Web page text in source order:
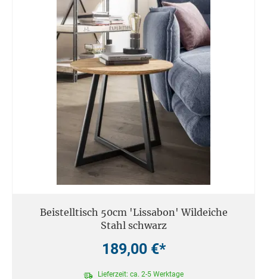
Beistelltisch 50cm 'Lissabon' Wildeiche
Stahl schwarz
189,00 €*
Lieferzeit: ca. 2-5 Werktage